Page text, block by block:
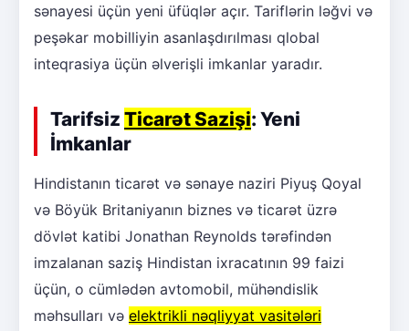
sənayesi üçün yeni üfüqlər açır. Tariflərin ləğvi və
peşəkar mobilliyin asanlaşdırılması qlobal
inteqrasiya üçün əlverişli imkanlar yaradır.
Tarifsiz Ticarət Sazişi: Yeni
İmkanlar
Hindistanın ticarət və sənaye naziri Piyuş Qoyal
və Böyük Britaniyanın biznes və ticarət üzrə
dövlət katibi Jonathan Reynolds tərəfindən
imzalanan saziş Hindistan ixracatının 99 faizi
üçün, o cümlədən avtomobil, mühəndislik
məhsulları və elektrikli nəqliyyat vasitələri